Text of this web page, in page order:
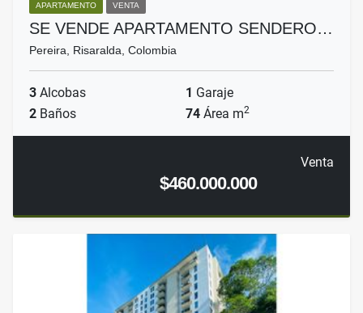
APARTAMENTO VENTA
SE VENDE APARTAMENTO SENDERO…
Pereira, Risaralda, Colombia
3 Alcobas 1 Garaje
2 Baños 74 Área m2
Venta
$460.000.000